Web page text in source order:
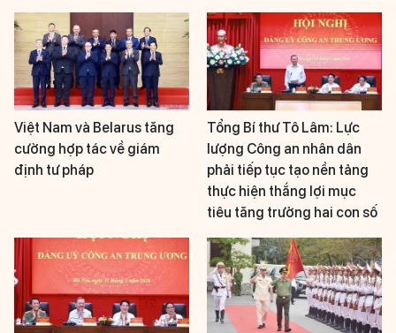
Việt Nam và Belarus tăng
cường hợp tác về giám
định tư pháp
Tổng Bí thư Tô Lâm: Lực
lượng Công an nhân dân
phải tiếp tục tạo nền tảng
thực hiện thắng lợi mục
tiêu tăng trưởng hai con số